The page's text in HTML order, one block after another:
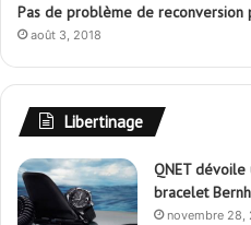
Pas de problème de
août 3, 2018
Libertinage
QNET
bracelet
novembre 28,